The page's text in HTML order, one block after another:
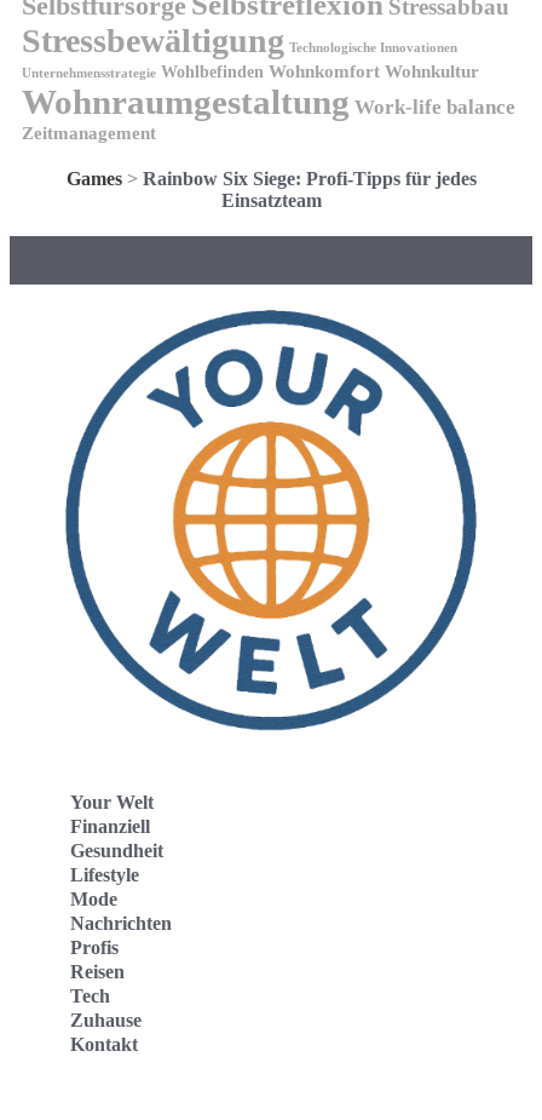
Stressabbau
Stressbewältigung Technologische Innovationen
Unternehmensstrategie Wohlbefinden Wohnkomfort Wohnkultur
Wohnraumgestaltung Work-life balance
Zeitmanagement
Games> Rainbow Six Siege: Profi-Tipps für jedes
Einsatzteam
Your Welt
Finanziell
Gesundheit
Lifestyle
Mode
Nachrichten
Profis
Reisen
Tech
Zuhause
Kontakt